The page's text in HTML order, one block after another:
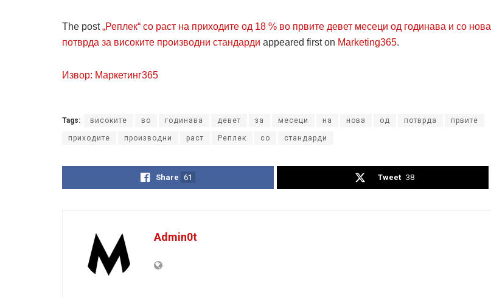
The post„Реплек“ со раст на приходите од 18 % во првите девет месеци од годинава и со нова
потврда за високите производни стандарди appeared first on Marketing365.
Извор: Маркетинг365
Tags: високите во годинава девет за месеци на нова од потврда првите
приходите производни раст Реплек со стандарди
Share 61 Tweet 38
Admin0t